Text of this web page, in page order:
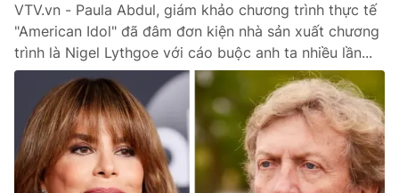
Xã hội
Pháp luật
Y tế
Thế giới
VTV.vn - Paula Abdul, giám khảo chương trình thực tế
"American Idol" đã đâm đơn kiện nhà sản xuất chương
trình là Nigel Lythgoe với cáo buộc anh ta nhiều lần...